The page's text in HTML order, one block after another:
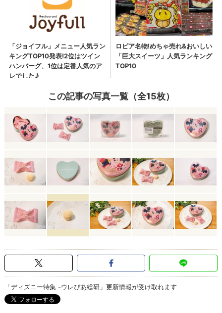
この記事の写真一覧（全15枚）
「ディズニー特集 -ウレぴあ総研」更新情報が受け取れます